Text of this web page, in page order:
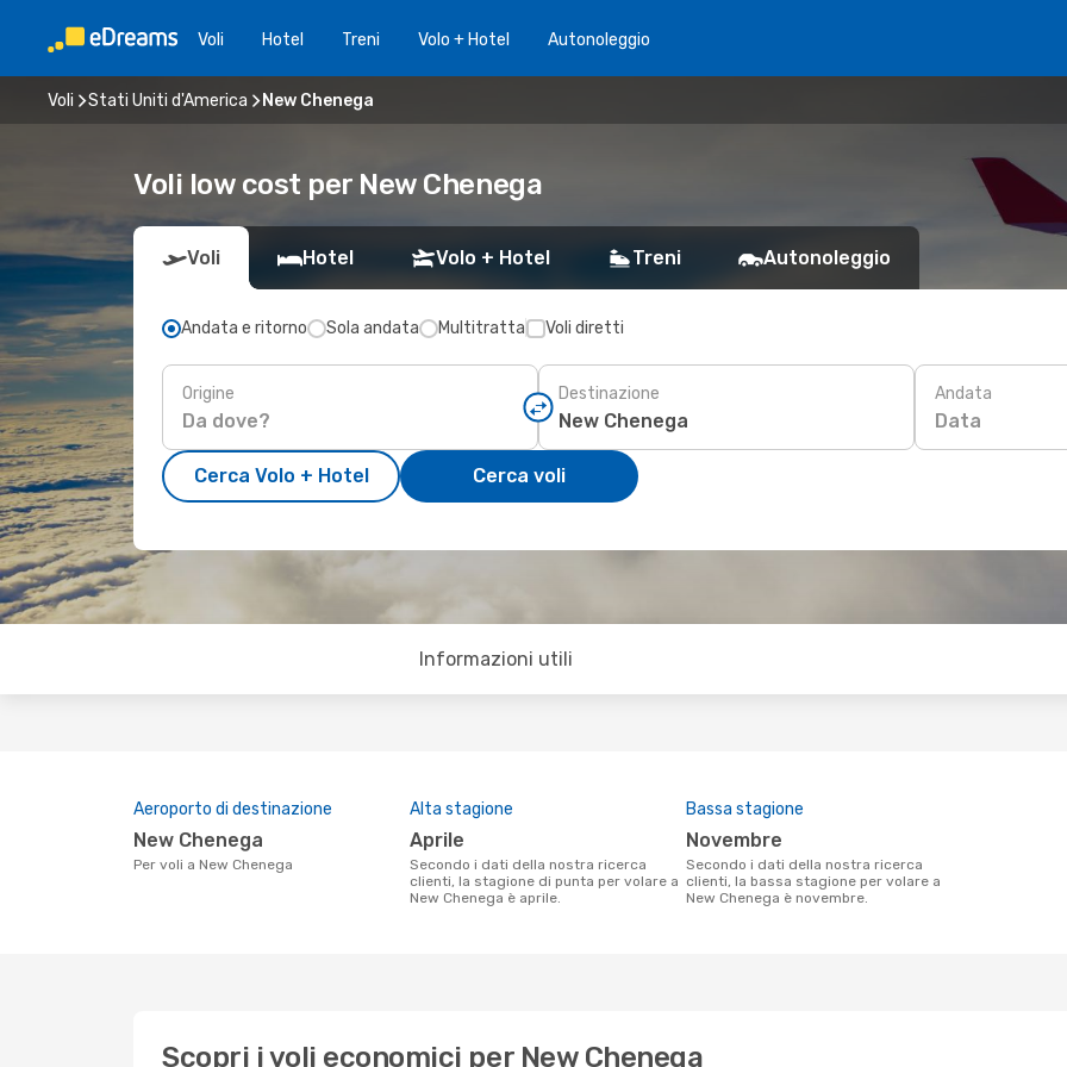
Voli Hotel Treni Volo + Hotel Autonoleggio
Voli Stati Uniti d'America New Chenega
Voli low cost per New Chenega
Voli Hotel Volo + Hotel Treni Autonoleggio
Andata e ritorno Sola andata Multitratta Voli diretti
Origine Destinazione Andata
Data
Cerca Volo + Hotel Cerca voli
Informazioni utili
Aeroporto di destinazione
New Chenega
Per voli a New Chenega
Alta stagione
aprile
Secondo i dati della nostra ricerca
clienti, la stagione di punta per volare a
New Chenega è aprile.
Bassa stagione
novembre
Secondo i dati della nostra ricerca
clienti, la bassa stagione per volare a
New Chenega è novembre.
Scopri i voli economici per New Chenega